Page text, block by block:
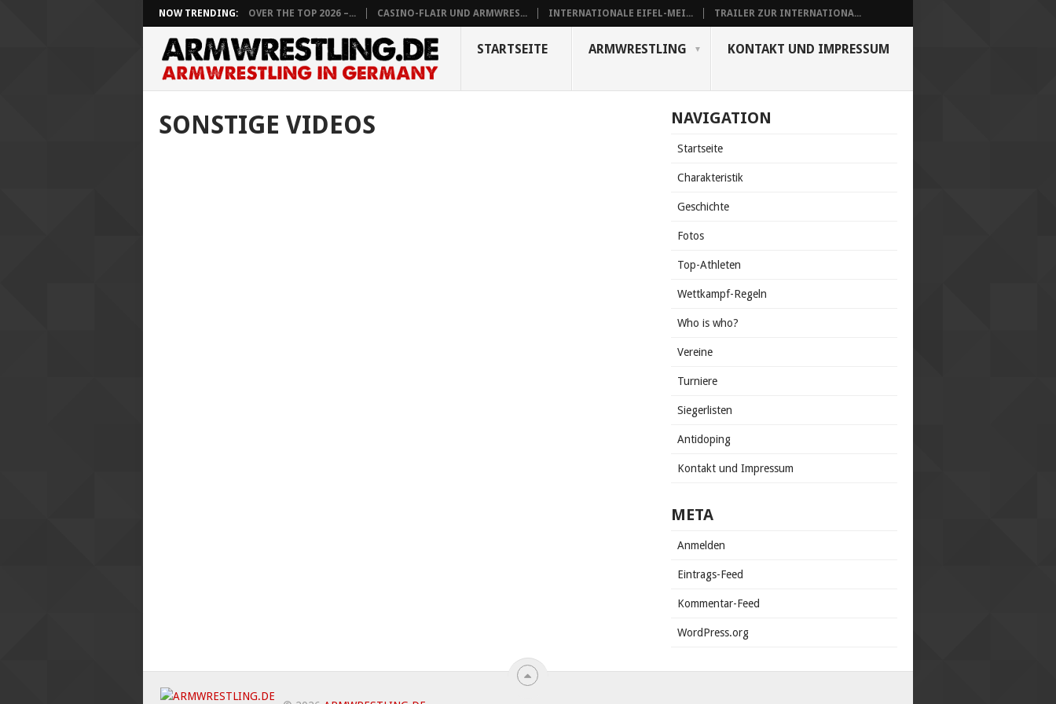
NOW TRENDING: OVER THE TOP 2026 –... CASINO-FLAIR UND ARMWRES... INTERNATIONALE EIFEL-MEI... TRAILER ZUR INTERNATIONA...
STARTSEITE ARMWRESTLING KONTAKT UND IMPRESSUM
SONSTIGE VIDEOS NAVIGATION
Startseite
Charakteristik
Geschichte
Fotos
Top-Athleten
Wettkampf-Regeln
Who is who?
Vereine
Turniere
Siegerlisten
Antidoping
Kontakt und Impressum
META
Anmelden
Eintrags-Feed
Kommentar-Feed
WordPress.org